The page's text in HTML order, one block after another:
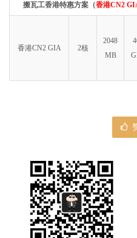
搬瓦工香港特惠方案（香港CN2
香港CN2 GIA 2核
2048
MB